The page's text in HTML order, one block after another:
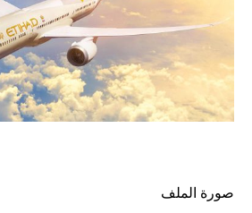
صورة الملف